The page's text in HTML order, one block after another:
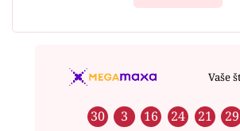
Vaše
30 3 16 24 21 29